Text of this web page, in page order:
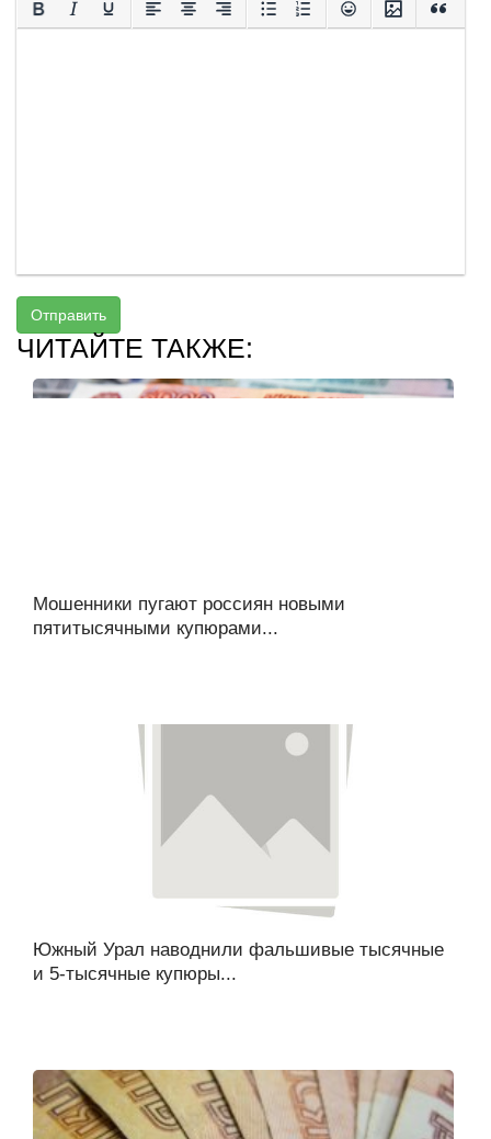
Отправить
ЧИТАЙТЕ ТАКЖЕ:
Мошенники пугают россиян новыми
пятитысячными купюрами...
Южный Урал наводнили фальшивые тысячные
и 5-тысячные купюры...